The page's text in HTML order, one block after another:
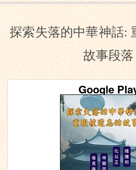
探索失落的中華神話:
故事段落
Google